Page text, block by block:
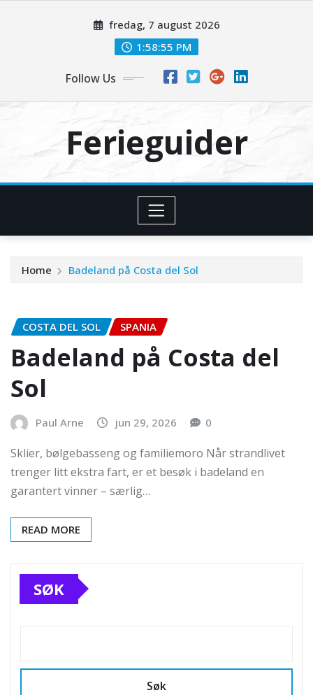
fredag, 7 august 2026
1:58:56 PM
Follow Us
Ferieguider
Home Badeland på Costa del Sol
COSTA DEL SOL SPANIA
Badeland på Costa del
Sol
Paul Arne jun 29, 2026 0
Sklier, bølgebasseng og familiemoro Når strandlivet
trenger litt ekstra fart, er et besøk i badeland en
garantert vinner – særlig…
READ MORE
SØK
Søk